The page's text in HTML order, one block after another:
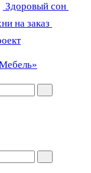
Здоровый сон
на заказ